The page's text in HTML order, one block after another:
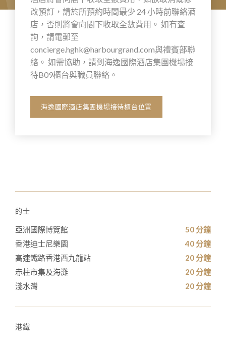
改預訂，請於所預約時間最少 24 小時前聯絡酒
店，否則將會向閣下收取全數費用。 如有查
詢，請電郵至
concierge.hghk@harbourgrand.com與禮賓部聯
絡。 如需協助，請到海逸國際酒店集團機場接
待B09櫃台與職員聯絡。
海逸國際酒店集團機場接待櫃台位置
的士
亞洲國際博覽館
50 分鐘
香港迪士尼樂園
40 分鐘
高速鐵路香港西九龍站
20 分鐘
赤柱市集及海灘
20 分鐘
淺水灣
20 分鐘
港鐵